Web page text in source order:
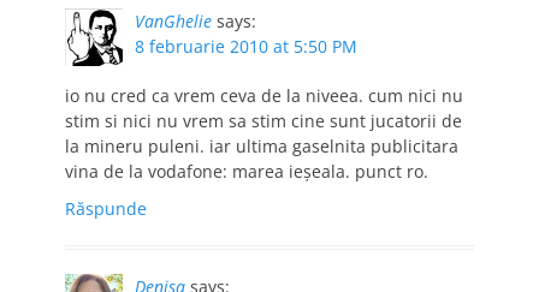
VanGhelie says:
8 februarie 2010 at 5:50 PM
io nu cred ca vrem ceva de la niveea. cum nici nu
stim si nici nu vrem sa stim cine sunt jucatorii de
la mineru puleni. iar ultima gaselnita publicitara
vina de la vodafone: marea ieşeala. punct ro.
Răspunde
Denisa says: